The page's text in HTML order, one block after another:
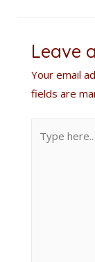
Leave
Your email
fields are